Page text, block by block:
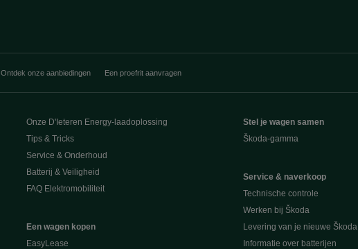
Ontdek onze aanbiedingen Een proefrit aanvragen
Onze D'Ieteren Energy-laadoplossing
Tips & Tricks
Service & Onderhoud
Batterij & Veiligheid
FAQ Elektromobiliteit
Een wagen kopen
EasyLease
Stel je wagen samen
Škoda-gamma
Service & naverkoop
Technische controle
Werken bij Škoda
Levering van je nieuwe Škoda
Informatie over batterijen